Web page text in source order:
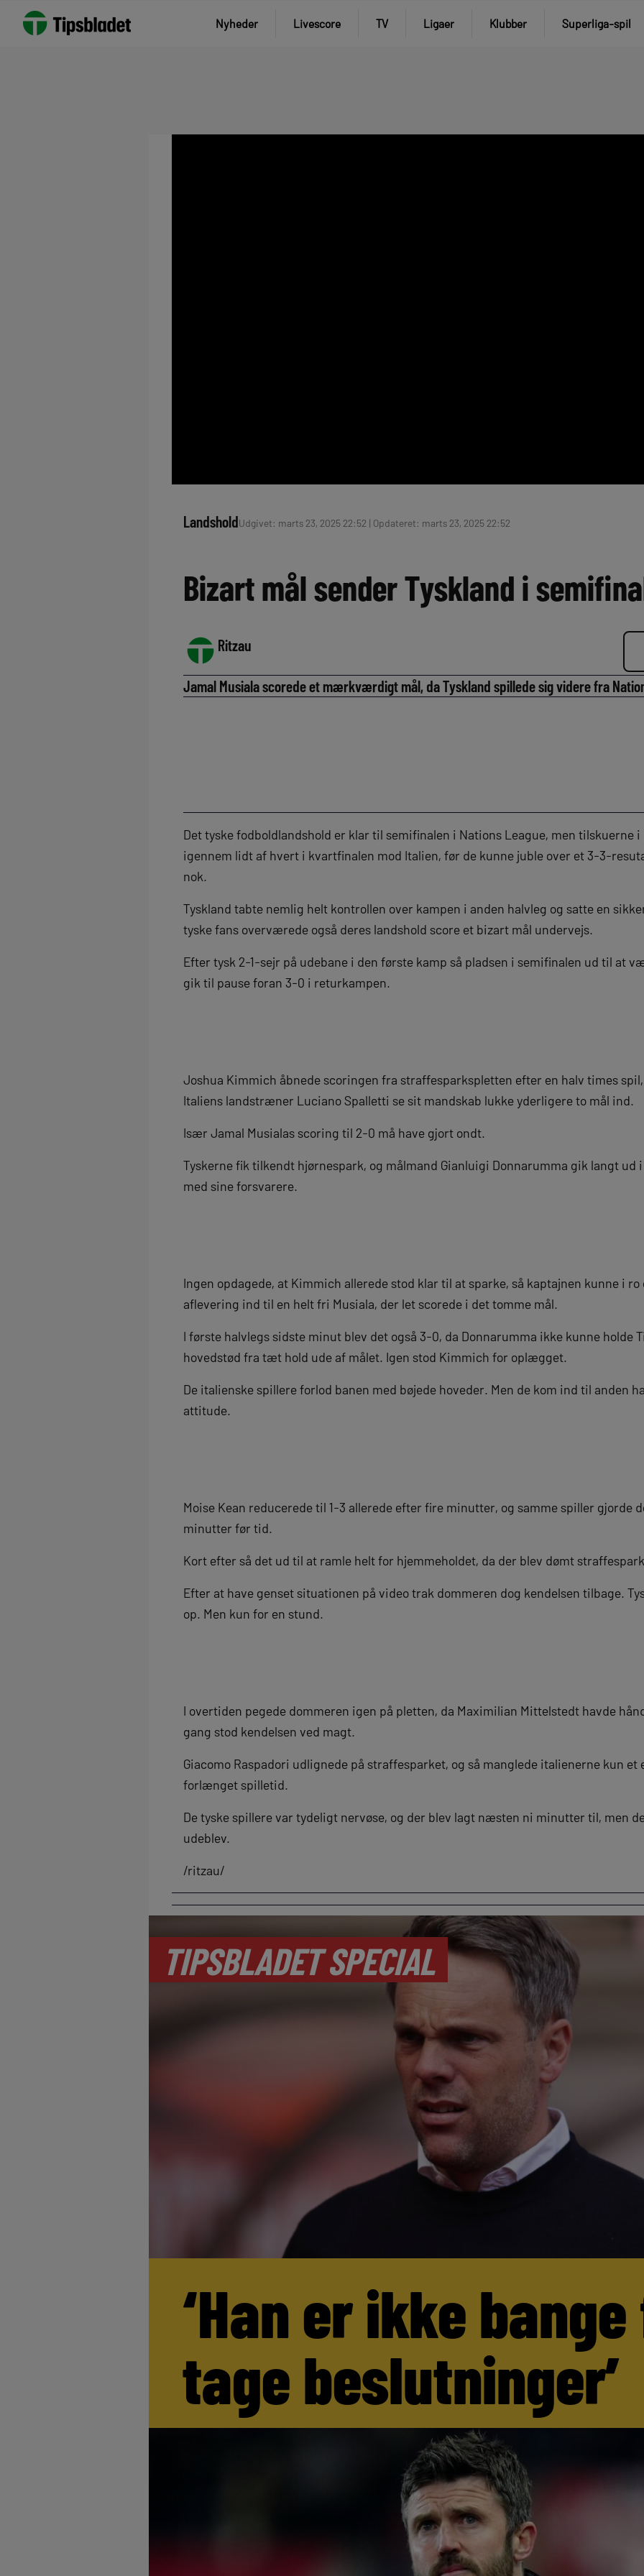
Nyheder Livescore TV Ligaer Klubber Superliga-spil
LandsholdUdgivet: marts 23, 2025 22:52 | Opdateret: marts 23, 2025 22:52
Bizart mål sender Tyskland i
Ritzau
Jamal Musiala scorede et mærkværdigt mål, da Tyskland spillede sig videre fra
Det tyske fodboldlandshold er klar til semifinalen i Nations League, men tilskuerne
igennem lidt af hvert i kvartfinalen mod Italien, før de kunne juble over et 3-3-
nok.
Tyskland tabte nemlig helt kontrollen over kampen i anden halvleg og satte en
tyske fans overværede også deres landshold score et bizart mål undervejs.
Efter tysk 2-1-sejr på udebane i den første kamp så pladsen i semifinalen ud til at
gik til pause foran 3-0 i returkampen.
Joshua Kimmich åbnede scoringen fra straffesparkspletten efter en halv times
Italiens landstræner Luciano Spalletti se sit mandskab lukke yderligere to mål ind.
Især Jamal Musialas scoring til 2-0 må have gjort ondt.
Tyskerne fik tilkendt hjørnespark, og målmand Gianluigi Donnarumma gik langt
med sine forsvarere.
Ingen opdagede, at Kimmich allerede stod klar til at sparke, så kaptajnen kunne i ro
aflevering ind til en helt fri Musiala, der let scorede i det tomme mål.
I første halvlegs sidste minut blev det også 3-0, da Donnarumma ikke kunne holde
hovedstød fra tæt hold ude af målet. Igen stod Kimmich for oplægget.
De italienske spillere forlod banen med bøjede hoveder. Men de kom ind til anden
attitude.
Moise Kean reducerede til 1-3 allerede efter fire minutter, og samme spiller gjorde
minutter før tid.
Kort efter så det ud til at ramle helt for hjemmeholdet, da der blev dømt
Efter at have genset situationen på video trak dommeren dog kendelsen tilbage.
op. Men kun for en stund.
I overtiden pegede dommeren igen på pletten, da Maximilian Mittelstedt havde
gang stod kendelsen ved magt.
Giacomo Raspadori udlignede på straffesparket, og så manglede italienerne kun
forlænget spilletid.
De tyske spillere var tydeligt nervøse, og der blev lagt næsten ni minutter til, men
udeblev.
/ritzau/
TIPSBLADET SPECIAL
‘Han er ikke
tage beslutninger’